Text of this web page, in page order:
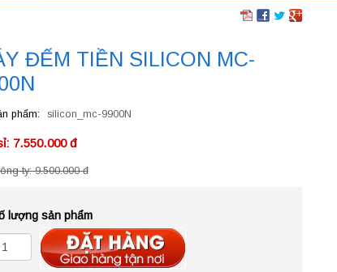
ĐẾM TIỀN SILICON MC-
phẩm silicon_mc-9900N
7.550.000 đ
ty: 9.500.000 đ
lượng sản phẩm